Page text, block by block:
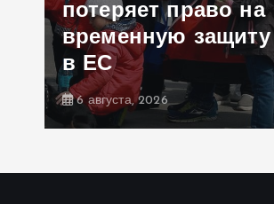
потеряет право на
временную защиту
в ЕС
6 августа, 2026